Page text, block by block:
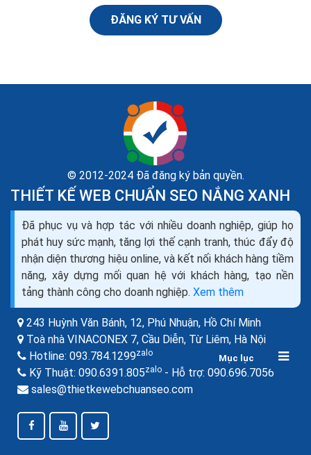
Mục lục
như thế nào?
Khác với Cloud Server, VPS lại có data được lưu trữ
trên máy vật lý. Nó có các tính năng như một server
riêng và có khả năng chia sẻ tài nguyên từ máy chủ...
ĐĂNG KÝ TƯ VẤN
© 2012-2024 Đã đăng ký bản quyền.
THIẾT KẾ WEB CHUẨN SEO NẮNG XANH
Đã phục vụ và hợp tác với nhiều doanh nghiệp, giúp họ
phát huy sức mạnh, tăng lợi thế cạnh tranh, thúc đẩy độ
nhận diện thương hiệu online, và kết nối khách hàng tiềm
năng, xây dựng mối quan hệ với khách hàng, tạo nền
tảng thành công cho doanh nghiệp. Xem thêm
243 Huỳnh Văn Bánh, 12, Phú Nhuận, Hồ Chí Minh
Toà nhà VINACONEX 7, Cầu Diễn, Từ Liêm, Hà Nội
Hotline: 093.784.1299zalo
Kỹ Thuật: 090.6391.805zalo - Hỗ trợ: 090.696.7056
sales@thietkewebchuanseo.com